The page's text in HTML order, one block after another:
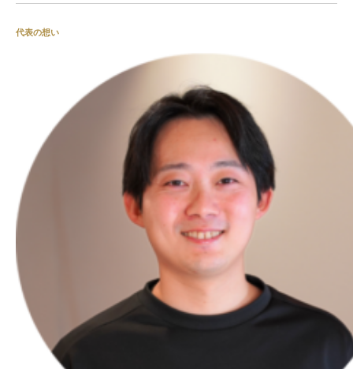
い。ってビックリされました。普段はカチカチだった
ありがとうございます。
これからも、宜しくお願い致します。
代表の想い